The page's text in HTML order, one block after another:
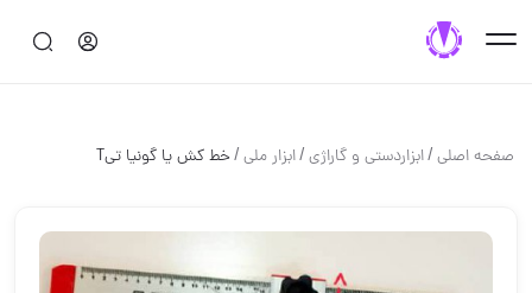
صفحه اصلی/ابزاردستی و گاراژی/ابزار ملی/خط کش یا گونیا تیT